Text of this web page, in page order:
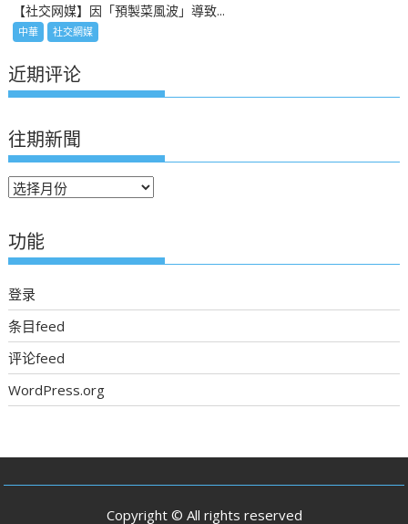
【社交网媒】因「預製菜風波」導致...
中華 社交網媒
近期评论
往期新聞
往
新
聞
功能
登录
条目feed
评论feed
WordPress.org
Copyright © All rights reserved